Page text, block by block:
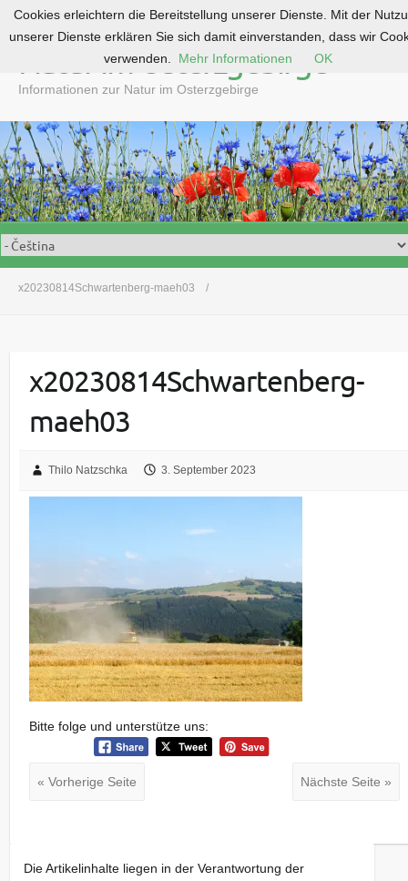
o
c
o
n
t
e
n
Natur im Osterzgebirge
Informationen zur Natur im Osterzgebirge
x20230814Schwartenberg-maeh03
x20230814Schwartenberg-
maeh03
Thilo Natzschka 3. September 2023
Bitte folge und unterstütze uns:
« Vorherige Seite Nächste Seite »
Die Artikelinhalte liegen in der Verantwortung der
Cookies erleichtern die Bereitstellung unserer Dienste. Mit der
unserer Dienste erklären Sie sich damit einverstanden, dass wir
verwenden.
Mehr Informationen OK